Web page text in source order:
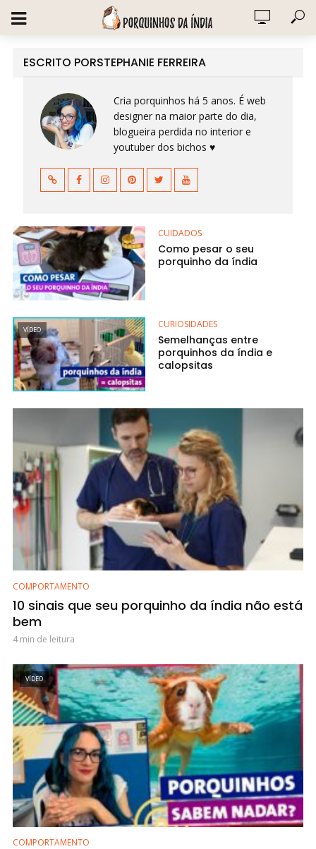
ESCRITO PORSTEPHANIE FERREIRA
Cria porquinhos há 5 anos. É web
designer na maior parte do dia,
blogueira perdida no interior e
youtuber dos bichos ♥
CUIDADOS
Como pesar o seu
porquinho da índia
VÍDEO CURIOSIDADES
Semelhanças entre
porquinhos da índia e
calopsitas
COMPORTAMENTO
10 sinais que seu porquinho da índia não está
bem
4 min de leitura
VÍDEO
COMPORTAMENTO